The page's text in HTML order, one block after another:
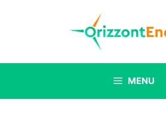
MENU